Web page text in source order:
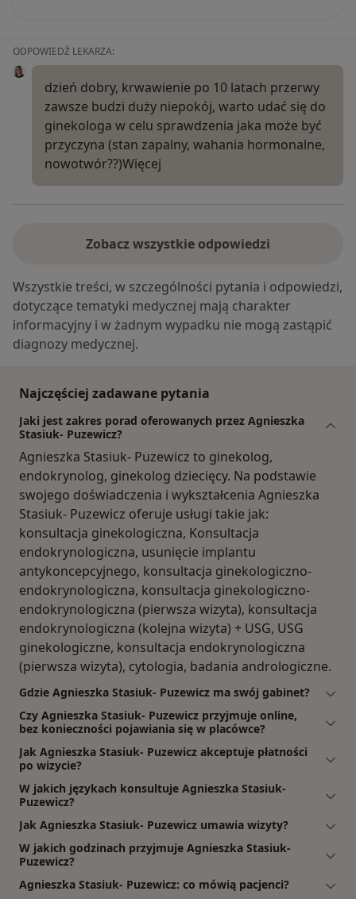
ODPOWIEDŹ LEKARZA:
dzień dobry, krwawienie po 10 latach przerwy
zawsze budzi duży niepokój, warto udać się do
ginekologa w celu sprawdzenia jaka może być
przyczyna (stan zapalny, wahania hormonalne,
nowotwór??)Więcej
Zobacz wszystkie odpowiedzi
Wszystkie treści, w szczególności pytania i odpowiedzi,
dotyczące tematyki medycznej mają charakter
informacyjny i w żadnym wypadku nie mogą zastąpić
diagnozy medycznej.
Najczęściej zadawane pytania
Jaki jest zakres porad oferowanych przez Agnieszka
Stasiuk- Puzewicz?
Agnieszka Stasiuk- Puzewicz to ginekolog,
endokrynolog, ginekolog dziecięcy. Na podstawie
swojego doświadczenia i wykształcenia Agnieszka
Stasiuk- Puzewicz oferuje usługi takie jak:
konsultacja ginekologiczna, Konsultacja
endokrynologiczna, usunięcie implantu
antykoncepcyjnego, konsultacja ginekologiczno-
endokrynologiczna, konsultacja ginekologiczno-
endokrynologiczna (pierwsza wizyta), konsultacja
endokrynologiczna (kolejna wizyta) + USG, USG
ginekologiczne, konsultacja endokrynologiczna
(pierwsza wizyta), cytologia, badania andrologiczne.
Gdzie Agnieszka Stasiuk- Puzewicz ma swój gabinet?
Czy Agnieszka Stasiuk- Puzewicz przyjmuje online,
bez konieczności pojawiania się w placówce?
Jak Agnieszka Stasiuk- Puzewicz akceptuje płatności
po wizycie?
W jakich językach konsultuje Agnieszka Stasiuk-
Puzewicz?
Jak Agnieszka Stasiuk- Puzewicz umawia wizyty?
W jakich godzinach przyjmuje Agnieszka Stasiuk-
Puzewicz?
Agnieszka Stasiuk- Puzewicz: co mówią pacjenci?